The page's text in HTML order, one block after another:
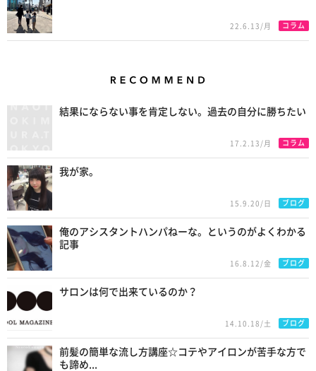
22.6.13/月 コラム
結果にならない事を肯定しない。過去の自分に勝ちたい
17.2.13/月 コラム
我が家。
15.9.20/日 ブログ
俺のアシスタントハンパねーな。というのがよくわかる
記事
16.8.12/金 ブログ
サロンは何で出来ているのか？
14.10.18/土 ブログ
前髪の簡単な流し方講座☆コテやアイロンが苦手な方で
も諦め...